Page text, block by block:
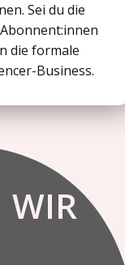
Sei du die
die formale
Business.
WIR